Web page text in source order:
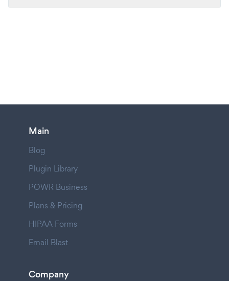
Main
Blog
Plugin Library
POWR Business
Plans & Pricing
HIPAA Forms
Email Blast
Company